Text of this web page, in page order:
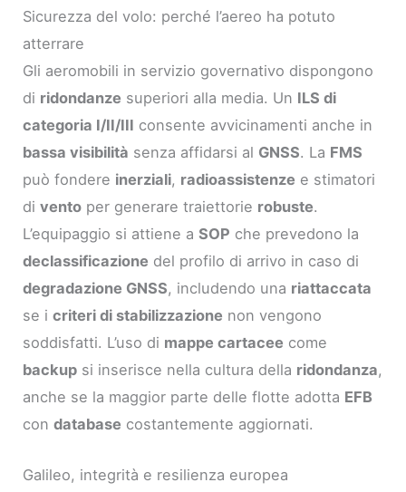
Sicurezza del volo: perché l’aereo ha potuto
atterrare
Gli aeromobili in servizio governativo dispongono
di ridondanze superiori alla media. Un ILS di
categoria I/II/III consente avvicinamenti anche in
bassa visibilità senza affidarsi al GNSS. La FMS
può fondere inerziali, radioassistenze e stimatori
divento per generare traiettorie robuste.
L’equipaggio si attiene aSOP che prevedono la
declassificazione del profilo di arrivo in caso di
degradazione GNSS, includendo una riattaccata
se icriteri di stabilizzazione non vengono
soddisfatti. L’uso di mappe cartacee come
backup si inserisce nella cultura della ridondanza,
anche se la maggior parte delle flotte adotta EFB
condatabase costantemente aggiornati.
Galileo, integrità e resilienza europea